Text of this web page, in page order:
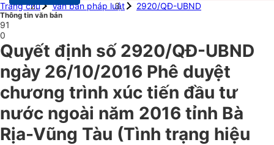
Trang chủ
Văn bản pháp luật 2920/QĐ-UBND
Thông tin văn bản
91
0
Quyết định số 2920/QĐ-UBND
ngày 26/10/2016 Phê duyệt
chương trình xúc tiến đầu tư
nước ngoài năm 2016 tỉnh Bà
Rịa-Vũng Tàu (Tình trạng hiệu